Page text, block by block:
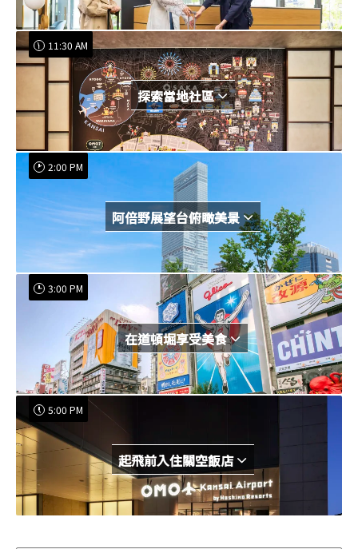
探索當地社區
11:30 AM
阿倍野展望台俯瞰美景
2:00 PM
在道頓堀享受美食
3:00 PM
起飛前入住關空飯店
5:00 PM